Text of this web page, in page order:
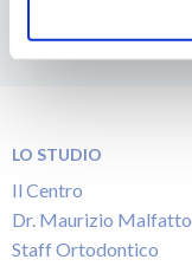
LO STUDIO
Il Centro
Dr. Maurizio Malfatto
Staff Ortodontico